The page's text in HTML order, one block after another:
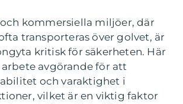
kommersiella miljöer, där
transporteras över golvet, är
kritisk för säkerheten. Här
avgörande för att
och varaktighet i
vilket är en viktig faktor